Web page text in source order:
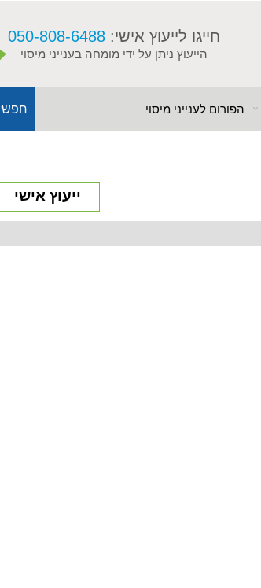
חייגו לייעוץ אישי: 050-808-6488
הייעוץ ניתן על ידי מומחה בענייני מיסוי
הפורום לענייני מיסוי חפש
X
ייעוץ אישי